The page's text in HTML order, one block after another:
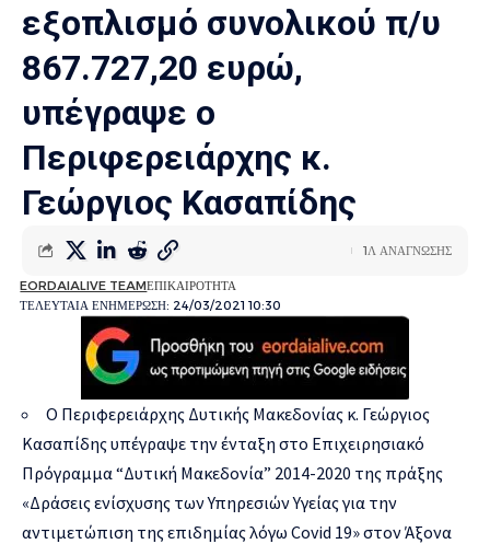
εξοπλισμό συνολικού π/υ
867.727,20 ευρώ,
υπέγραψε ο
Περιφερειάρχης κ.
Γεώργιος Κασαπίδης
ΤΕΛΕΥΤΑΙΑ ΕΝΗΜΕΡΩΣΗ: 24/03/2021 10:30
EORDAIALIVE TEAMΕΠΙΚΑΙΡΟΤΗΤΑ
1Λ ΑΝΑΓΝΩΣΗΣ
Ο Περιφερειάρχης Δυτικής Μακεδονίας κ. Γεώργιος
Κασαπίδης υπέγραψε την ένταξη στο Επιχειρησιακό
Πρόγραμμα “Δυτική Μακεδονία” 2014-2020 της πράξης
«Δράσεις ενίσχυσης των Υπηρεσιών Υγείας για την
αντιμετώπιση της επιδημίας λόγω Covid 19» στον Άξονα